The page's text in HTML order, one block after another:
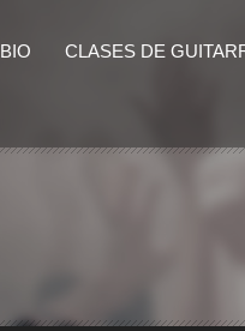
BIO CLASES DE